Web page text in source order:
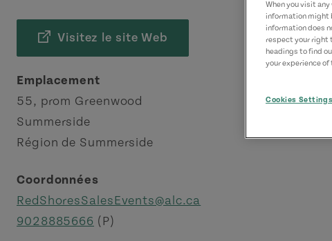
Visitez le site Web
Emplacement
55, prom Greenwood
Summerside
Région de Summerside
Coordonnées
RedShoresSalesEvents@alc.ca
9028885666 (P)
When you visit
information might
information does
respect your right
headings to find
your experience
Cookies Settings